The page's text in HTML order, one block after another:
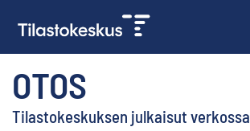
OTOS
Tilastokeskuksen julkaisut verkossa